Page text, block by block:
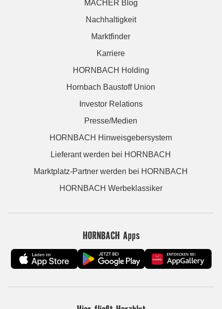
MACHER Blog
Nachhaltigkeit
Marktfinder
Karriere
HORNBACH Holding
Hornbach Baustoff Union
Investor Relations
Presse/Medien
HORNBACH Hinweisgebersystem
Lieferant werden bei HORNBACH
Marktplatz-Partner werden bei HORNBACH
HORNBACH Werbeklassiker
HORNBACH Apps